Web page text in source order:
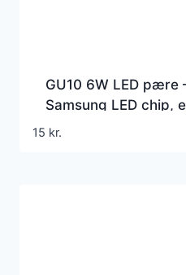
GU10 6W LED pære
Samsung LED chip,
15 kr.